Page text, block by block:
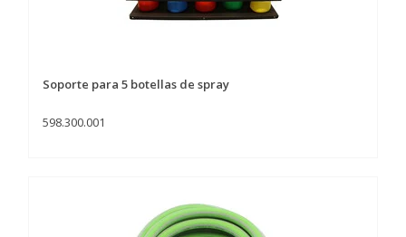
Soporte para 5 botellas de spray
598.300.001